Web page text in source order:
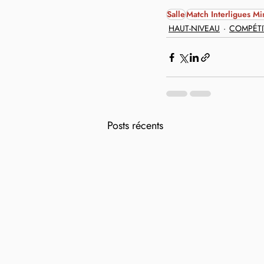
SalleMatch Interligues
HAUT-NIVEAU
Posts récents